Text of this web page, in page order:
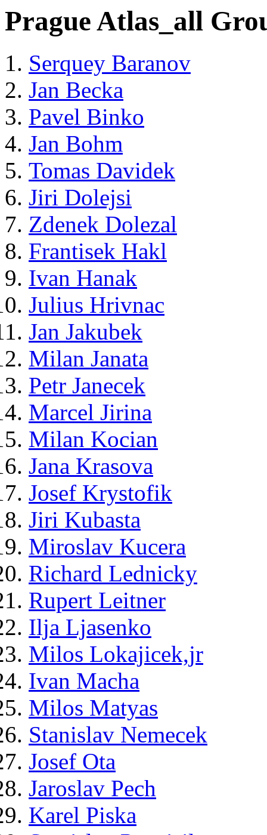
Prague Atlas_all
Serquey Baranov
Jan Becka
Pavel Binko
Jan Bohm
Tomas Davidek
Jiri Dolejsi
Zdenek Dolezal
Frantisek Hakl
Ivan Hanak
Julius Hrivnac
Jan Jakubek
Milan Janata
Petr Janecek
Marcel Jirina
Milan Kocian
Jana Krasova
Josef Krystofik
Jiri Kubasta
Miroslav Kucera
Richard Lednicky
Rupert Leitner
Ilja Ljasenko
Milos Lokajicek,jr
Ivan Macha
Milos Matyas
Stanislav Nemecek
Josef Ota
Jaroslav Pech
Karel Piska